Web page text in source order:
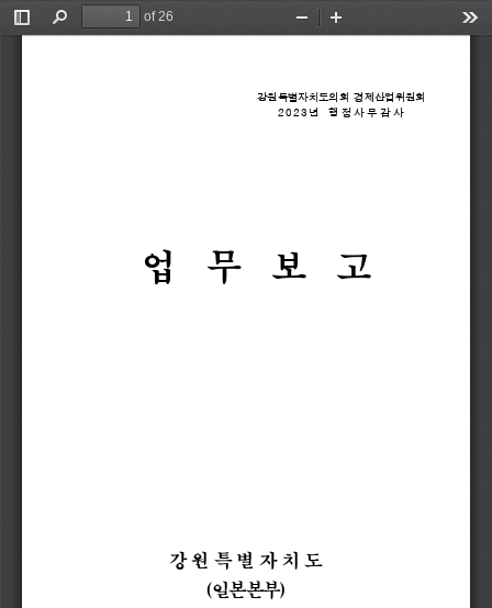
Toggle
Find
of 26
Zoom
강원특별자치도의회 경제산업위원회
2 0 2 3 년 행 정 사 무 감 사
업 무 보 고
강원특별자치도
(일본본부)